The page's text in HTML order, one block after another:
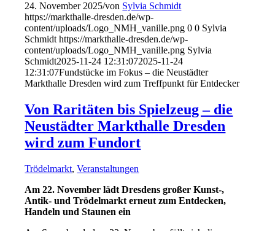
24. November 2025/von Sylvia Schmidt
https://markthalle-dresden.de/wp-
content/uploads/Logo_NMH_vanille.png 0 0 Sylvia
Schmidt https://markthalle-dresden.de/wp-
content/uploads/Logo_NMH_vanille.png Sylvia
Schmidt2025-11-24 12:31:072025-11-24
12:31:07Fundstücke im Fokus – die Neustädter
Markthalle Dresden wird zum Treffpunkt für Entdecker
Von Raritäten bis Spielzeug – die
Neustädter Markthalle Dresden
wird zum Fundort
Trödelmarkt,Veranstaltungen
Am 22. November lädt Dresdens großer Kunst-,
Antik- und Trödelmarkt erneut zum Entdecken,
Handeln und Staunen ein